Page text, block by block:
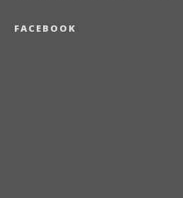
FACEBOOK